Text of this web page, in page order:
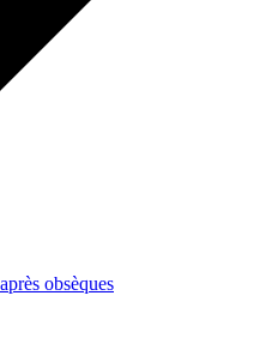
obsèques